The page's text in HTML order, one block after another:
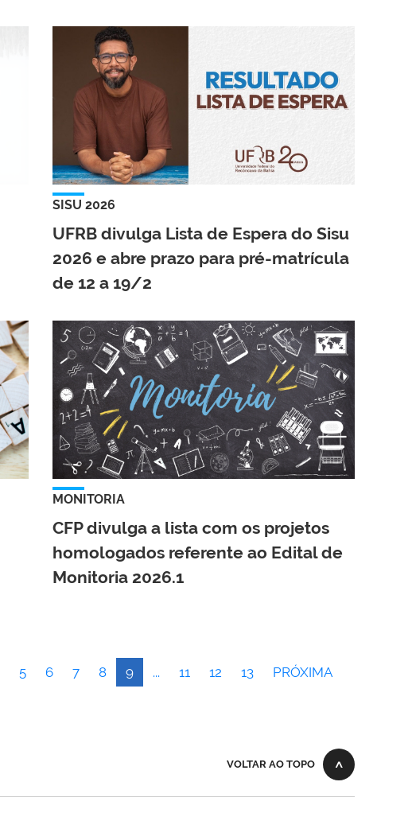
SISU 2026
UFRB divulga Lista de Espera do Sisu
2026 e abre prazo para pré-matrícula
de 12 a 19/2
MONITORIA
CFP divulga a lista com os projetos
homologados referente ao Edital de
Monitoria 2026.1
5 6 7 8 9 ... 11 12 13 PRÓXIMA
VOLTAR AO TOPO